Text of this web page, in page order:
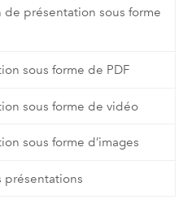
de présentation sous forme
sous forme de PDF
sous forme de vidéo
sous forme d’images
présentations